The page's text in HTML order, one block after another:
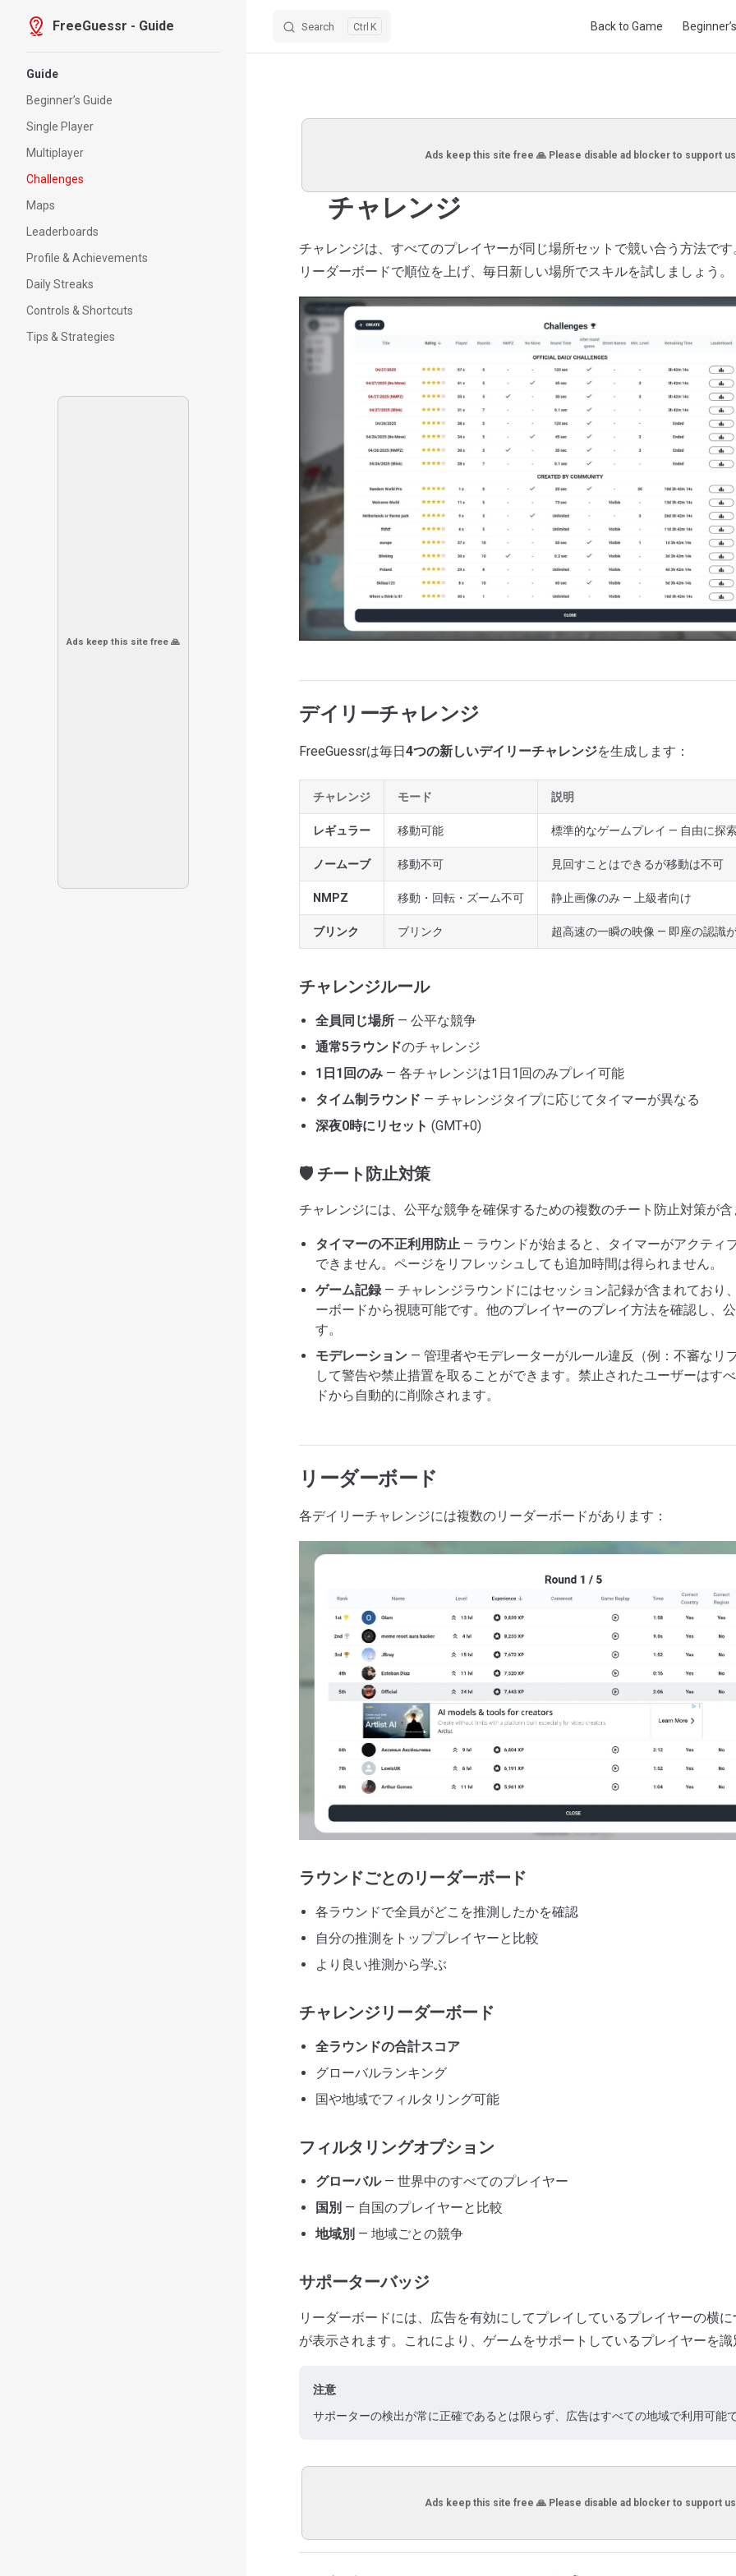
Skip to content
FreeGuessr - Guide Search K Back to Game
Guide
Beginner’s Guide
Single Player
Multiplayer
Challenges
Maps
Leaderboards
Profile & Achievements
Daily Streaks
Controls & Shortcuts
Tips & Strategies
Ads keep this site free 🙏
Ads keep this site free 🙏 Please disable ad blocker to support
チャレンジ
チャレンジは、すべてのプレイヤーが同じ場所セットで競い合う方法です
リーダーボードで順位を上げ、毎日新しい場所でスキルを試しましょう。
デイリーチャレンジ
FreeGuessrは毎日4つの新しいデイリーチャレンジを生成します：
チャレンジ モード 説明
レギュラー 移動可能 標準的なゲームプレイ — 自由に探
ノームーブ 移動不可 見回すことはできるが移動は不可
NMPZ 移動・回転・ズーム不可 静止画像のみ — 上級者向け
ブリンク ブリンク 超高速の一瞬の映像 — 即座の認識
チャレンジルール
全員同じ場所 — 公平な競争
通常5ラウンドのチャレンジ
1日1回のみ — 各チャレンジは1日1回のみプレイ可能
タイム制ラウンド — チャレンジタイプに応じてタイマーが異なる
深夜0時にリセット (GMT+0)
🛡️ チート防止対策
チャレンジには、公平な競争を確保するための複数のチート防止対策が含
タイマーの不正利用防止 — ラウンドが始まると、タイマーがアクティ
できません。ページをリフレッシュしても追加時間は得られません。
ゲーム記録 — チャレンジラウンドにはセッション記録が含まれており
ーボードから視聴可能です。他のプレイヤーのプレイ方法を確認し、
す。
モデレーション — 管理者やモデレーターがルール違反（例：不審なリ
して警告や禁止措置を取ることができます。禁止されたユーザーはす
ドから自動的に削除されます。
リーダーボード
各デイリーチャレンジには複数のリーダーボードがあります：
ラウンドごとのリーダーボード
各ラウンドで全員がどこを推測したかを確認
自分の推測をトッププレイヤーと比較
より良い推測から学ぶ
チャレンジリーダーボード
全ラウンドの合計スコア
グローバルランキング
国や地域でフィルタリング可能
フィルタリングオプション
グローバル— 世界中のすべてのプレイヤー
国別 — 自国のプレイヤーと比較
地域別 — 地域ごとの競争
サポーターバッジ
リーダーボードには、広告を有効にしてプレイしているプレイヤーの横に
が表示されます。これにより、ゲームをサポートしているプレイヤーを識
注意
サポーターの検出が常に正確であるとは限らず、広告はすべての地域で利用可能
Ads keep this site free 🙏 Please disable ad blocker to support